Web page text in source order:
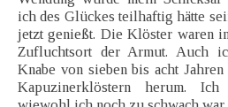
ich des Glückes teilhaftig hätte
jetzt genießt. Die Klöster waren
Zufluchtsort der Armut. Auch
Knabe von sieben bis acht
Kapuzinerklöstern herum.